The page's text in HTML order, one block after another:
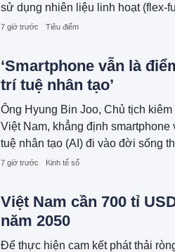
sử dụng nhiên liệu linh hoạt (flex-
7 giờ trước Tiêu điểm
‘Smartphone vẫn là
trí tuệ nhân tạo’
Ông Hyung Bin Joo, Chủ tịch
Việt Nam, khẳng định
tuệ nhân tạo (AI) đi vào đời sống
năng thấu hiểu người dùng vượt
7 giờ trước Kinh tế số
Việt Nam cần 700 tỉ
năm 2050
Để thực hiện cam kết phát thải